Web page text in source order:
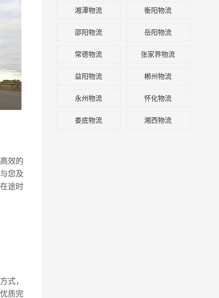
效的
您及
途时
湘潭物流 衡阳物流
邵阳物流 岳阳物流
常德物流 张家界物流
益阳物流 郴州物流
永州物流 怀化物流
娄底物流 湘西物流